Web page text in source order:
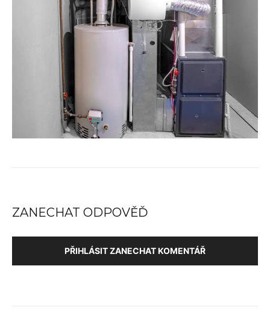
ZANECHAT ODPOVĚĎ
PŘIHLÁSIT ZANECHAT KOMENTÁŘ